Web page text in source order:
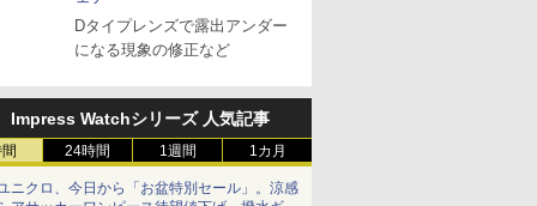
Dタイプレンズで露出アンダー
になる現象の修正など
Impress Watchシリーズ 人気記事
24時間 1週間 1カ月
ニクロ、今日から「お盆特別セール」。涼感